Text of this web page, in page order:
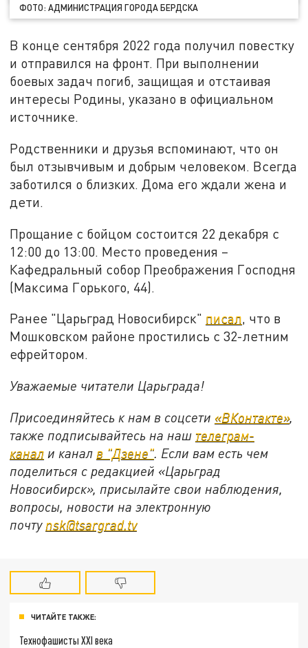
ФОТО: АДМИНИСТРАЦИЯ ГОРОДА БЕРДСКА
В конце сентября 2022 года получил повестку
и отправился на фронт. При выполнении
боевых задач погиб, защищая и отстаивая
интересы Родины, указано в официальном
источнике.
Родственники и друзья вспоминают, что он
был отзывчивым и добрым человеком. Всегда
заботился о близких. Дома его ждали жена и
дети.
Прощание с бойцом состоится 22 декабря с
12:00 до 13:00. Место проведения –
Кафедральный собор Преображения Господня
(Максима Горького, 44).
Ранее "Царьград Новосибирск" писал, что в
Мошковском районе простились с 32-летним
ефрейтором.
Уважаемые читатели Царьграда!
Присоединяйтесь к нам в соцсети «ВКонтакте»,
также подписывайтесь на наш телеграм-
канал и канал в "Дзене". Если вам есть чем
поделиться с редакцией «Царьград
Новосибирск», присылайте свои наблюдения,
вопросы, новости на электронную
почту nsk@tsargrad.tv
ЧИТАЙТЕ ТАКЖЕ:
Технофашисты XXI века